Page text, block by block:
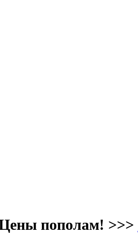
пополам! >>>